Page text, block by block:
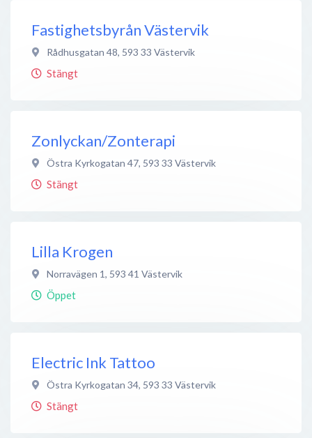
Fastighetsbyrån Västervik
Rådhusgatan 48, 593 33 Västervik
Stängt
Zonlyckan/Zonterapi
Östra Kyrkogatan 47, 593 33 Västervik
Stängt
Lilla Krogen
Norravägen 1, 593 41 Västervik
Öppet
Electric Ink Tattoo
Östra Kyrkogatan 34, 593 33 Västervik
Stängt